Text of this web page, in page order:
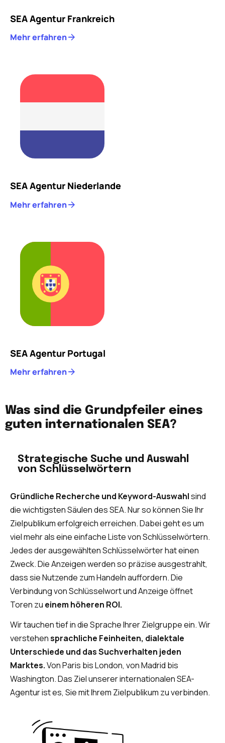
SEA Agentur Frankreich
Mehr erfahren
SEA Agentur Niederlande
Mehr erfahren
SEA Agentur Portugal
Mehr erfahren
Was sind die Grundpfeiler eines
guten internationalen SEA?
Strategische Suche und Auswahl
von Schlüsselwörtern
Gründliche Recherche und Keyword-Auswahlsind
die wichtigsten Säulen des SEA. Nur so können Sie Ihr
Zielpublikum erfolgreich erreichen. Dabei geht es um
viel mehr als eine einfache Liste von Schlüsselwörtern.
Jedes der ausgewählten Schlüsselwörter hat einen
Zweck. Die Anzeigen werden so präzise ausgestrahlt,
dass sie Nutzende zum Handeln auffordern. Die
Verbindung von Schlüsselwort und Anzeige öffnet
Toren zu einem höheren ROI.
Wir tauchen tief in die Sprache Ihrer Zielgruppe ein. Wir
verstehensprachliche Feinheiten, dialektale
Unterschiede und das Suchverhalten jeden
Marktes.Von Paris bis London, von Madrid bis
Washington. Das Ziel unserer internationalen SEA-
Agentur ist es, Sie mit Ihrem Zielpublikum zu verbinden.